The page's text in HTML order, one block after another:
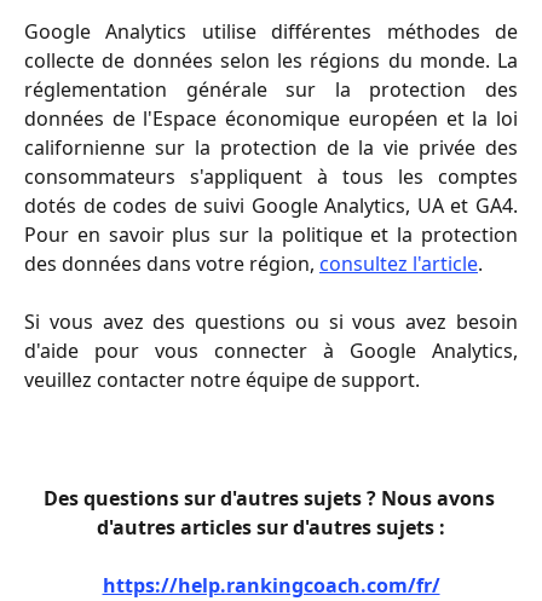
Google Analytics utilise différentes méthodes de
collecte de données selon les régions du monde. La
réglementation générale sur la protection des
données de l'Espace économique européen et la loi
californienne sur la protection de la vie privée des
consommateurs s'appliquent à tous les comptes
dotés de codes de suivi Google Analytics, UA et GA4.
Pour en savoir plus sur la politique et la protection
des données dans votre région, consultez l'article.
Si vous avez des questions ou si vous avez besoin
d'aide pour vous connecter à Google Analytics,
veuillez contacter notre équipe de support.
Des questions sur d'autres sujets ? Nous avons
d'autres articles sur d'autres sujets :
https://help.rankingcoach.com/fr/